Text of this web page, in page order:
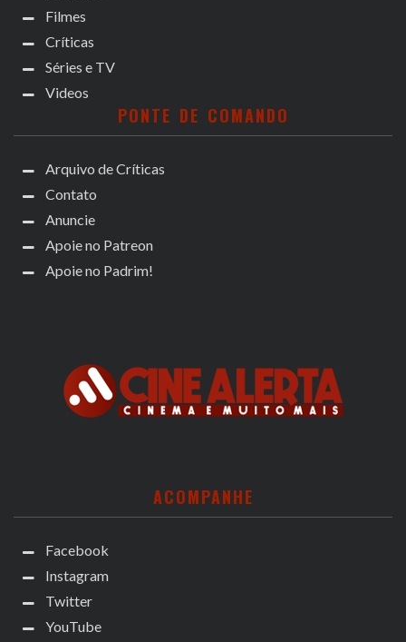
Filmes
Críticas
Séries e TV
Videos
PONTE DE COMANDO
Arquivo de Críticas
Contato
Anuncie
Apoie no Patreon
Apoie no Padrim!
ACOMPANHE
Facebook
Instagram
Twitter
YouTube